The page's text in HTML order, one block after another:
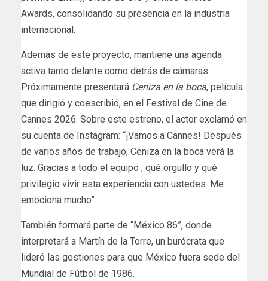
Awards, consolidando su presencia en la industria
internacional.
Además de este proyecto, mantiene una agenda
activa tanto delante como detrás de cámaras.
Próximamente presentará Ceniza en la boca, película
que dirigió y coescribió, en el Festival de Cine de
Cannes 2026. Sobre este estreno, el actor exclamó en
su cuenta de Instagram: “¡Vamos a Cannes! Después
de varios años de trabajo, Ceniza en la boca verá la
luz. Gracias a todo el equipo , qué orgullo y qué
privilegio vivir esta experiencia con ustedes. Me
emociona mucho”.
También formará parte de “México 86”, donde
interpretará a Martín de la Torre, un burócrata que
lideró las gestiones para que México fuera sede del
Mundial de Fútbol de 1986.